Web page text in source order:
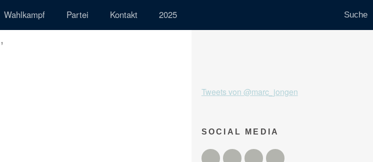
Wahlkampf Partei Kontakt 2025
’
Tweets von @marc_jongen
SOCIAL MEDIA
TwitterFacebookInstagramYouTube